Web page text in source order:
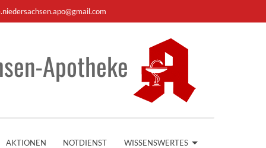
Apotheke
AKTIONEN NOTDIENST WISSENSWERTES